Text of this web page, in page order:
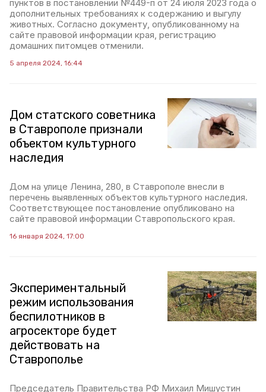
пунктов в постановлении №449-п от 24 июля 2023 года о
дополнительных требованиях к содержанию и выгулу
животных. Согласно документу, опубликованному на
сайте правовой информации края, регистрацию
домашних питомцев отменили.
5 апреля 2024, 16:44
Дом статского советника
в Ставрополе признали
объектом культурного
наследия
Дом на улице Ленина, 280, в Ставрополе внесли в
перечень выявленных объектов культурного наследия.
Соответствующее постановление опубликовано на
сайте правовой информации Ставропольского края.
16 января 2024, 17:00
Экспериментальный
режим использования
беспилотников в
агросекторе будет
действовать на
Ставрополье
Председатель Правительства РФ Михаил Мишустин